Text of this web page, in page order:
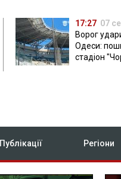
17:27 07
Ворог
Одеси:
стадіон
Публікації Регіони